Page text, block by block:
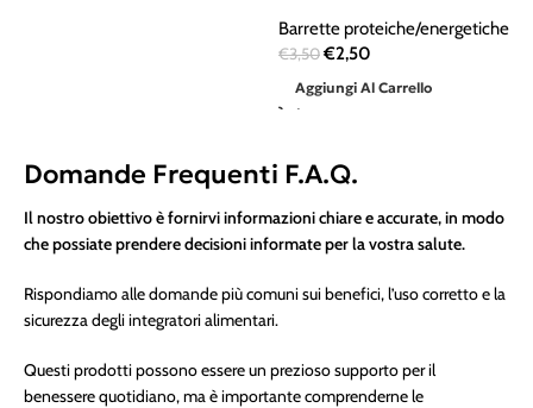
Barrette proteiche/energetiche
€3,50€2,50
Aggiungi Al Carrello
Domande Frequenti F.A.Q.
Il nostro obiettivo è fornirvi informazioni chiare e accurate, in modo
che possiate prendere decisioni informate per la vostra salute.
Rispondiamo alle domande più comuni sui benefici, l’uso corretto e la
sicurezza degli integratori alimentari.
Questi prodotti possono essere un prezioso supporto per il
benessere quotidiano, ma è importante comprenderne le